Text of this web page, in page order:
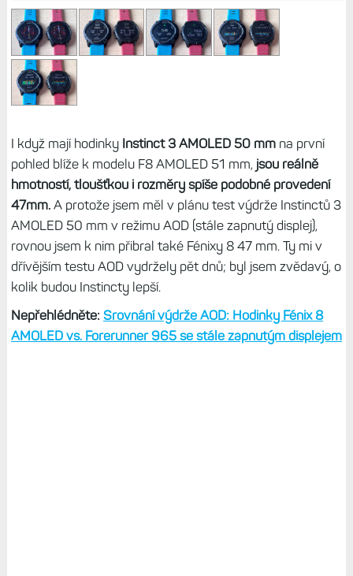
I když mají hodinky Instinct 3 AMOLED 50 mmna první
pohled blíže k modelu F8 AMOLED 51 mm, jsou reálně
hmotností, tloušťkou i rozměry spíše podobné provedení
47mm.A protože jsem měl v plánu test výdrže Instinctů 3
AMOLED 50 mm v režimu AOD (stále zapnutý displej),
rovnou jsem k nim přibral také Fénixy 8 47 mm. Ty mi v
dřívějším testu AOD vydržely pět dnů; byl jsem zvědavý, o
kolik budou Instincty lepší.
Nepřehlédněte: Srovnání výdrže AOD: Hodinky Fénix 8
AMOLED vs. Forerunner 965 se stále zapnutým displejem